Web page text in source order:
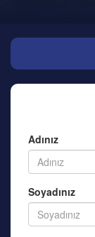
Adınız
Soyadınız